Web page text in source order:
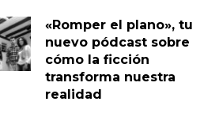
«Romper el plano», tu
nuevo pódcast sobre
cómo la ficción
transforma nuestra
realidad